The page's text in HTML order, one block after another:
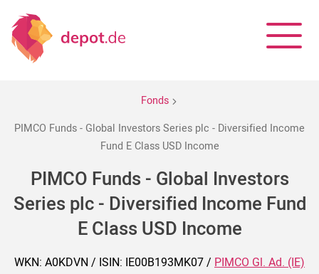
Fonds
PIMCO Funds - Global Investors Series plc - Diversified Income
Fund E Class USD Income
PIMCO Funds - Global Investors
Series plc - Diversified Income Fund
E Class USD Income
WKN: A0KDVN / ISIN: IE00B193MK07 / PIMCO Gl. Ad. (IE)